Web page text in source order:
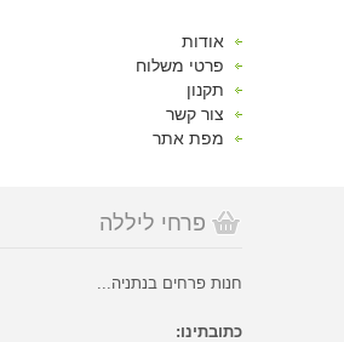
אודות
פרטי משלוח
תקנון
צור קשר
מפת אתר
פרחי ליללה
חנות פרחים בנתניה...
כתובתינו: